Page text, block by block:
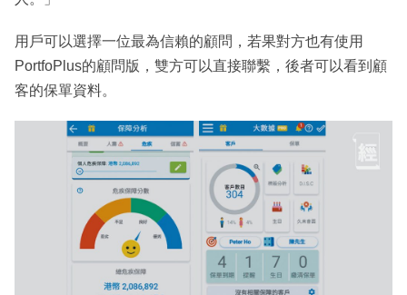
用戶可以選擇一位最為信賴的顧問，若果對方也有使用
PortfoPlus的顧問版，雙方可以直接聯繫，後者可以看到顧
客的保單資料。